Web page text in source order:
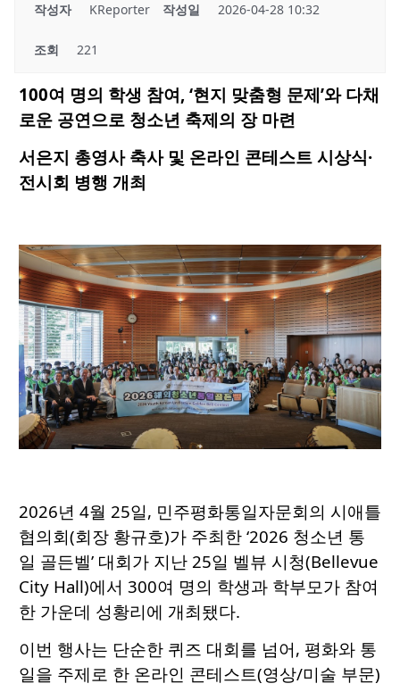
작성자 KReporter 작성일 2026-04-28 10:32
조회 221
100여 명의 학생 참여, ‘현지 맞춤형 문제’와 다채
로운 공연으로 청소년 축제의 장 마련
서은지 총영사 축사 및 온라인 콘테스트 시상식·
전시회 병행 개최
2026년 4월 25일, 민주평화통일자문회의 시애틀
협의회(회장 황규호)가 주최한 ‘2026 청소년 통
일 골든벨’ 대회가 지난 25일 벨뷰 시청(Bellevue
City Hall)에서 300여 명의 학생과 학부모가 참여
한 가운데 성황리에 개최됐다.
이번 행사는 단순한 퀴즈 대회를 넘어, 평화와 통
일을 주제로 한 온라인 콘테스트(영상/미술 부문)